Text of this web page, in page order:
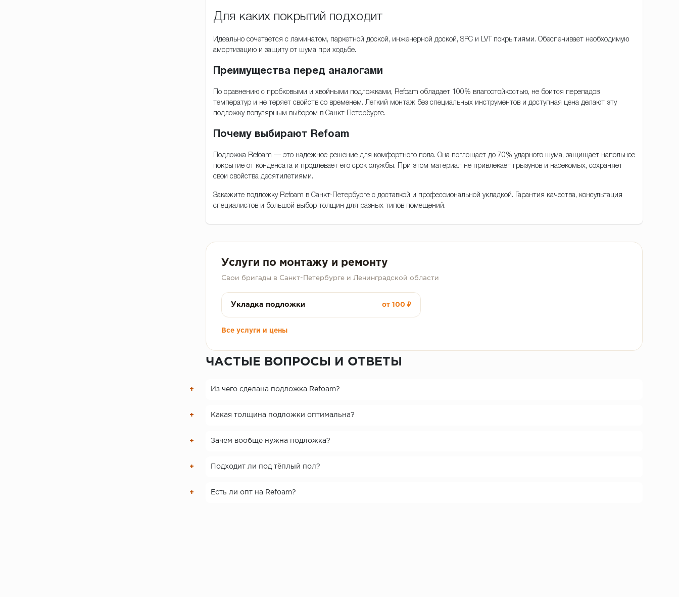
Для каких покрытий подходит
Идеально сочетается с ламинатом, паркетной доской, инженерной доской, SPC и LVT покрытиями. Обеспечивает необходимую
амортизацию и защиту от шума при ходьбе.
Преимущества перед аналогами
По сравнению с пробковыми и хвойными подложками, Refoam обладает 100% влагостойкостью, не боится перепадов
температур и не теряет свойств со временем. Легкий монтаж без специальных инструментов и доступная цена делают эту
подложку популярным выбором в Санкт-Петербурге.
Почему выбирают Refoam
Подложка Refoam — это надежное решение для комфортного пола. Она поглощает до 70% ударного шума, защищает напольное
покрытие от конденсата и продлевает его срок службы. При этом материал не привлекает грызунов и насекомых, сохраняет
свои свойства десятилетиями.
Закажите подложку Refoam в Санкт-Петербурге с доставкой и профессиональной укладкой. Гарантия качества, консультация
специалистов и большой выбор толщин для разных типов помещений.
Услуги по монтажу и ремонту
Свои бригады в Санкт-Петербурге и Ленинградской области
Укладка подложки от 100 ₽
Все услуги и цены
ЧАСТЫЕ ВОПРОСЫ И ОТВЕТЫ
Из чего сделана подложка Refoam?
Какая толщина подложки оптимальна?
Зачем вообще нужна подложка?
Подходит ли под тёплый пол?
Есть ли опт на Refoam?